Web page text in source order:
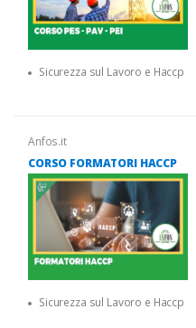
Sicurezza sul Lavoro e Haccp
Anfos.it
CORSO FORMATORI HACCP
Sicurezza sul Lavoro e Haccp